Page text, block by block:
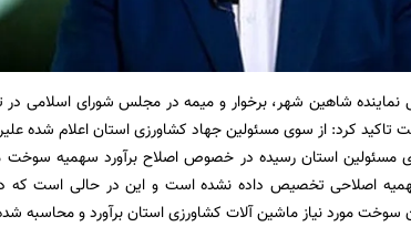
نماینده شاهین شهر، برخوار و میمه در مجلس شورای اسلامی
تاکید کرد: از سوی مسئولین جهاد کشاورزی استان اعلام شده
استان رسیده در خصوص اصلاح برآورد سهمیه سوخت
هنوز سهمیه اصلاحی تخصیص داده نشده است و این در حالی
سوخت مورد نیاز ماشین آلات کشاورزی استان برآورد و محاسبه